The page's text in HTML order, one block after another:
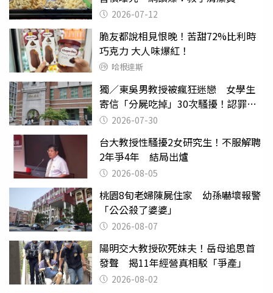
2026-07-12
脆友都說相見恨晚！苦甜72%比利時
巧克力 大人味爆紅！
哈根達斯
獨／東吳男教授被瘋狂迷戀 女學生
寄信「分屍吃掉」30次騷擾！認罪免
關 2026-07-30
台大教授性騷擾2女研究生！不服解聘
2年爭4年 結局出爐
2026-08-05
桃園8旬老婦陳屍住家 幼孫嚇壞報警
「公公殺了婆婆」
2026-08-07
陽明交大教授砍死妹夫！岳母追思首
發聲 揭11年經營真相駁「爭產」
2026-08-02